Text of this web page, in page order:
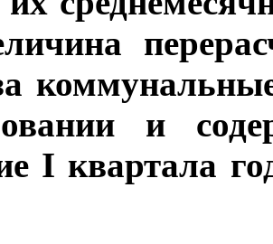
и
I квартала